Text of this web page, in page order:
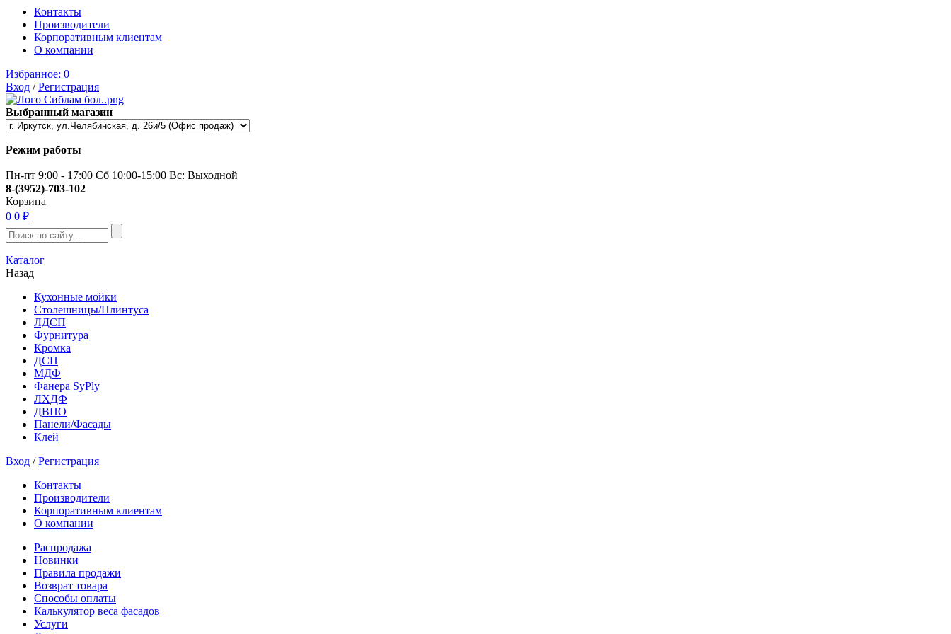
Контакты
Производители
Корпоративным клиентам
О компании
Избранное: 0
Вход /Регистрация
Выбранный магазин
Режим работы
Пн-пт 9:00 - 17:00 Сб 10:00-15:00 Вс: Выходной
8-(3952)-703-102
Корзина
0 0 ₽
Каталог
Назад
Кухонные мойки
Столешницы/Плинтуса
ЛДСП
Фурнитура
Кромка
ДСП
МДФ
Фанера SyPly
ЛХДФ
ДВПО
Панели/Фасады
Клей
Вход /Регистрация
Контакты
Производители
Корпоративным клиентам
О компании
Распродажа
Новинки
Правила продажи
Возврат товара
Способы оплаты
Калькулятор веса фасадов
Услуги